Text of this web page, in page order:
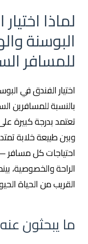
لماذا
البوسنة
للمسافر
اختيار الفندق في
بالنسبة للمسافرين
تعتمد بدرجة كبيرة
وبين طبيعة خلابة
احتياجات كل مسافر
الراحة والخصوصية،
القريب من الحياة
ما يبحثون